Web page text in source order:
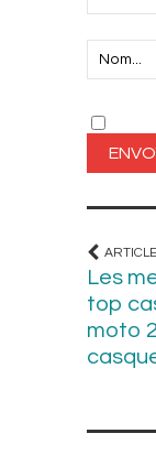
Les
top
moto 2